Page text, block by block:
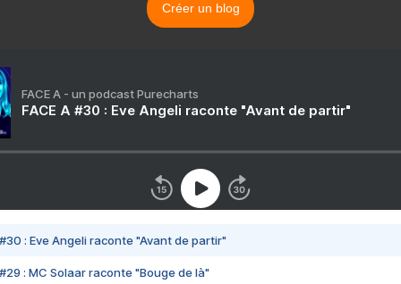
Créer un blog
FACE A - un podcast Purecharts
FACE A #30 : Eve Angeli raconte "Avant de partir"
#30 : Eve Angeli raconte "Avant de partir"
#29 : MC Solaar raconte "Bouge de là"